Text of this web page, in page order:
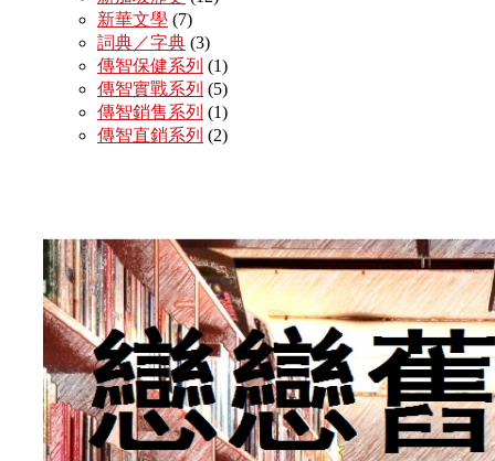
新華文學 (7)
詞典／字典 (3)
傳智保健系列 (1)
傳智實戰系列 (5)
傳智銷售系列 (1)
傳智直銷系列 (2)